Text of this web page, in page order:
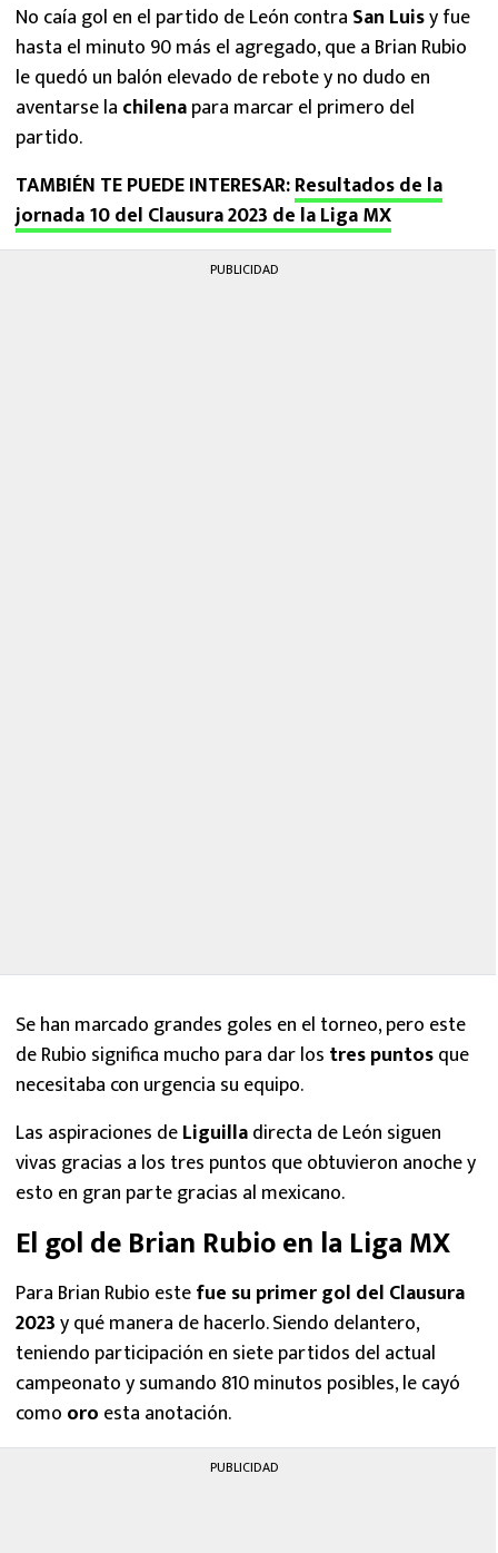
No caía gol en el partido de León contra San Luisy fue
hasta el minuto 90 más el agregado, que a Brian Rubio
le quedó un balón elevado de rebote y no dudo en
aventarse la chilenapara marcar el primero del
partido.
TAMBIÉN TE PUEDE INTERESAR:Resultados de la
jornada 10 del Clausura 2023 de la Liga MX
PUBLICIDAD
Se han marcado grandes goles en el torneo, pero este
de Rubio significa mucho para dar los tres puntosque
necesitaba con urgencia su equipo.
Las aspiraciones deLiguilladirecta de León siguen
vivas gracias a los tres puntos que obtuvieron anoche y
esto en gran parte gracias al mexicano.
El gol de Brian Rubio en la Liga MX
Para Brian Rubio estefue su primer gol del Clausura
2023y qué manera de hacerlo. Siendo delantero,
teniendo participación en siete partidos del actual
campeonato y sumando 810 minutos posibles, le cayó
como oro esta anotación.
PUBLICIDAD